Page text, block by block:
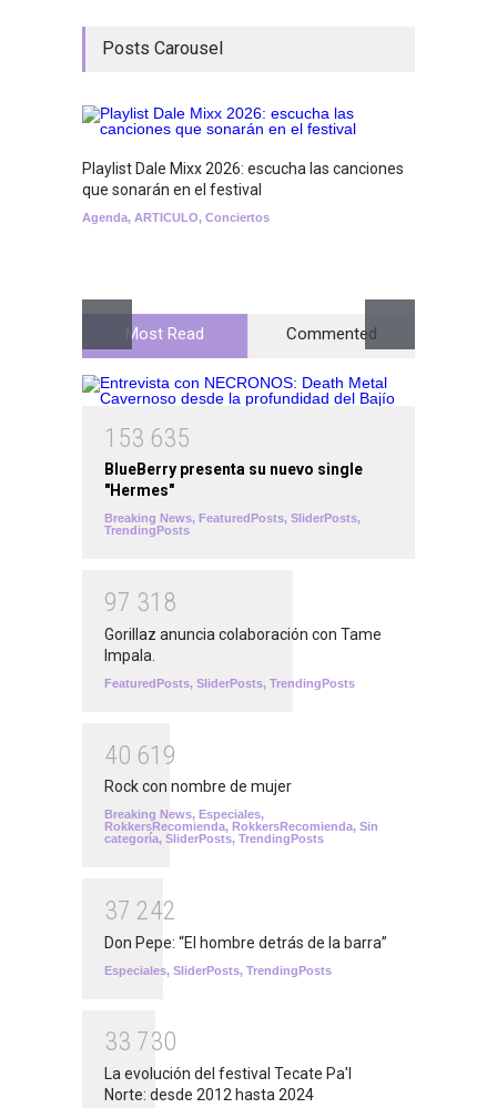
Posts Carousel
Playlist Dale Mixx 2026: escucha las canciones
que sonarán en el festival
Agenda, ARTICULO, Conciertos
Most Read Commented
1 53 635
BlueBerry presenta su nuevo single
"Hermes"
Breaking News, FeaturedPosts, SliderPosts,
TrendingPosts
97 31 8
Gorillaz anuncia colaboración con Tame
Impala.
FeaturedPosts, SliderPosts, TrendingPosts
40 61 9
Rock con nombre de mujer
Breaking News, Especiales,
RokkersRecomienda, RokkersRecomienda, Sin
categoría, SliderPosts, TrendingPosts
37 242
Don Pepe: “El hombre detrás de la barra”
Especiales, SliderPosts, TrendingPosts
33 730
La evolución del festival Tecate Pa'l
Norte: desde 2012 hasta 2024